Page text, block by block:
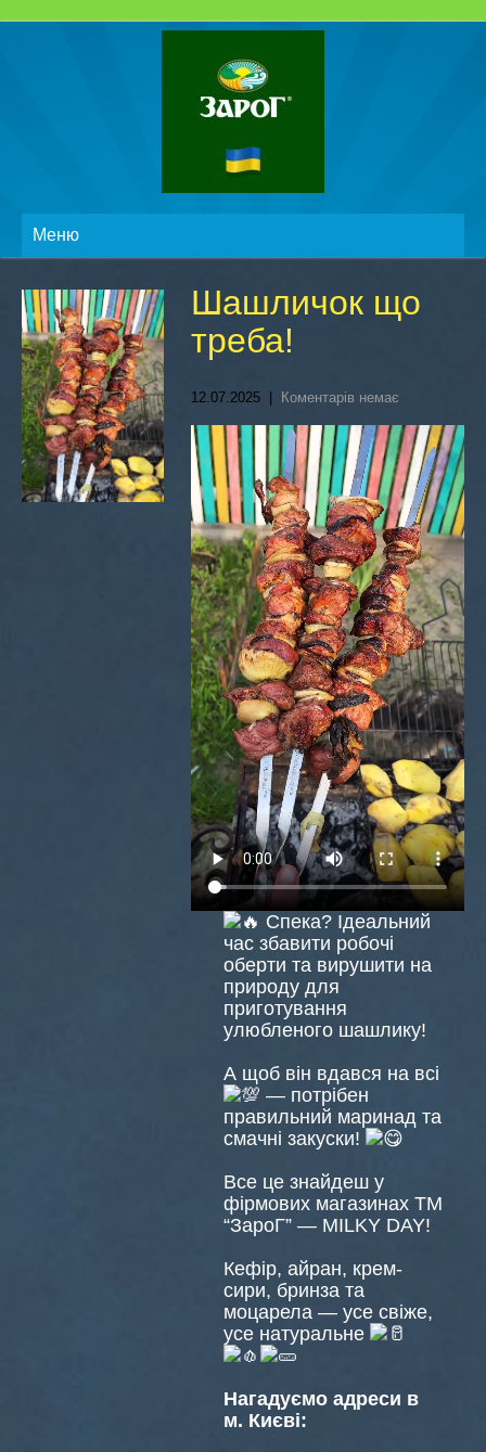
Меню
Шашличок що
треба!
12.07.2025 Коментарів немає
Спека? Ідеальний
час збавити робочі
оберти та вирушити на
природу для
приготування
улюбленого шашлику!
А щоб він вдався на всі
— потрібен
правильний маринад та
смачні закуски!
Все це знайдеш у
фірмових магазинах ТМ
“ЗароГ” — MILKY DAY!
Кефір, айран, крем-
сири, бринза та
моцарела — усе свіже,
усе натуральне
Нагадуємо адреси в
м. Києві: